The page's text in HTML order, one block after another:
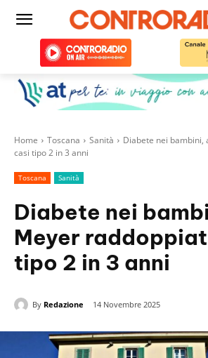
Home Toscana Sanità
Diabete nei bambini,
casi tipo 2 in 3 anni
Toscana Sanità
Diabete nei
Meyer
tipo 2 in 3 anni
By Redazione 14 Novembre 2025